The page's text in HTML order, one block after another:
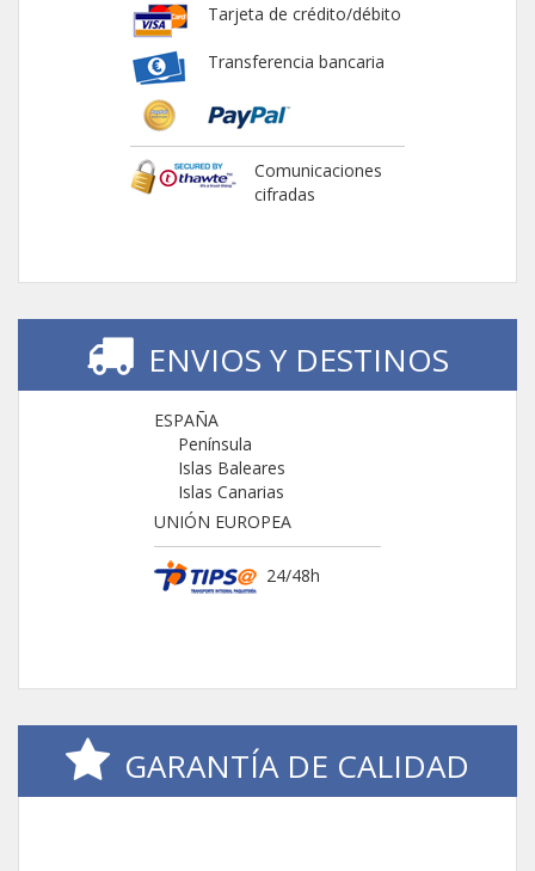
Tarjeta de crédito/débito
Transferencia bancaria
Comunicaciones
cifradas
ENVIOS Y DESTINOS
ESPAÑA
Península
Islas Baleares
Islas Canarias
UNIÓN EUROPEA
24/48h
GARANTÍA DE CALIDAD